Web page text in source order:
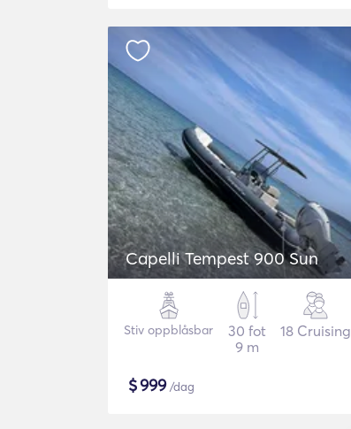
Capelli Tempest 900 Sun
Stiv oppblåsbar
30 fot
9 m
18 Cruising
$999/dag